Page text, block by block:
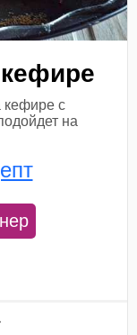
кефире с
на